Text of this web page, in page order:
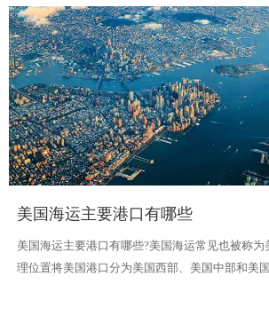
提取时效20-30天提取。
美国海运主要港口有哪些
美国海运主要港口有哪些?美国海运常见也被称
理位置将美国港口分为美国西部、美国中部和美国